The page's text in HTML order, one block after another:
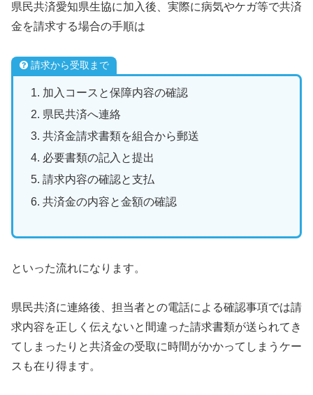
県民共済愛知県生協に加入後、実際に病気やケガ等で共済
金を請求する場合の手順は
請求から受取まで
加入コースと保障内容の確認
県民共済へ連絡
共済金請求書類を組合から郵送
必要書類の記入と提出
請求内容の確認と支払
共済金の内容と金額の確認
といった流れになります。
県民共済に連絡後、担当者との電話による確認事項では請
求内容を正しく伝えないと間違った請求書類が送られてき
てしまったりと共済金の受取に時間がかかってしまうケー
スも在り得ます。